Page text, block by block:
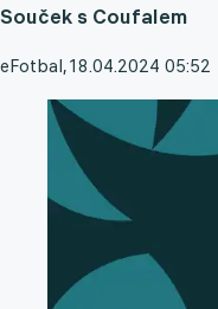
Souček s Coufalem
eFotbal,18.04.2024 05:52